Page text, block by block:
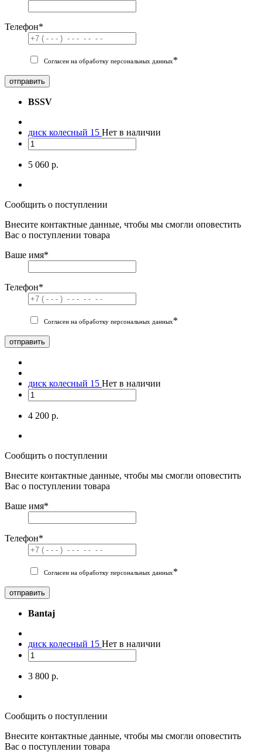
Телефон*
Согласен на обработку персональных данных*
отправить
BSSV
диск колесный 15 Нет в наличии
5 060 р.
Сообщить о поступлении
Внесите контактные данные, чтобы мы смогли оповестить
Вас о поступлении товара
Ваше имя*
Телефон*
Согласен на обработку персональных данных*
отправить
диск колесный 15 Нет в наличии
4 200 р.
Сообщить о поступлении
Внесите контактные данные, чтобы мы смогли оповестить
Вас о поступлении товара
Ваше имя*
Телефон*
Согласен на обработку персональных данных*
отправить
Bantaj
диск колесный 15 Нет в наличии
3 800 р.
Сообщить о поступлении
Внесите контактные данные, чтобы мы смогли оповестить
Вас о поступлении товара